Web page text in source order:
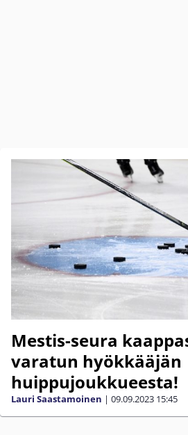
Mestis-seura
varatun hyökkääjän
huippujoukkueesta!
Lauri Saastamoinen | 09.09.2023 15:45